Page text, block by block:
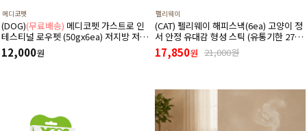
메디코펫
(DOG)(무료배송) 메디코펫 가스트로 인
테스티널 로우펫 (50gx6ea) 저지방 저단
백 췌장염 고지혈증에 도움 주는 처방 습
식 캔 보조식
12,000원
펠리웨이
(CAT) 펠리웨이 해피스낵(6ea) 고양이 정
서 안정 유대감 형성 스틱 (유통기한 27년
1월 1일)
17,850원 21,000원